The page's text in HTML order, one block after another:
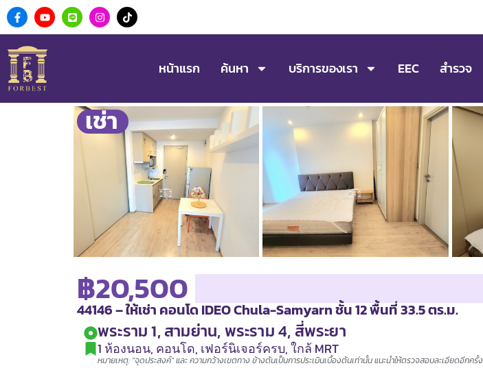
หน้าแรก ค้นหา บริการของเรา EEC สำรวจ
เช่า
฿20,500
44146 – ให้เช่า คอนโด IDEO Chula-Samyarn ชั้น 12 พื้นที่ 33.5 ตร.ม.
พระราม 1, สามย่าน, พระราม 4, สี่พระยา
1 ห้องนอน, คอนโด, เฟอร์นิเจอร์ครบ,ใกล้ MRT
หมายเหตุ: "จุดประสงค์" และ ความกว้างเขตทาง ข้างต้นเป็นการประเมินเบื้องต้นเท่านั้น แนะนำให้ตรวจสอบละเอียดอีกครั้ง